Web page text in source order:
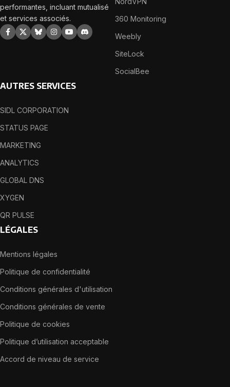
performantes, incluant mutualisé
et services associés.
360 Monitoring
Weebly
SiteLock
SocialBee
AUTRES SERVICES
SIDL CORPORATION
STATUS PAGE
MARKETING
ANALYTICS
GLOBAL DNS
XYGEN
QR PULSE
LÉGALES
Mentions légales
Politique de confidentialité
Conditions générales d'utilisation
Conditions générales de vente
Politique de cookies
Politique d’utilisation acceptable
Accord de niveau de service